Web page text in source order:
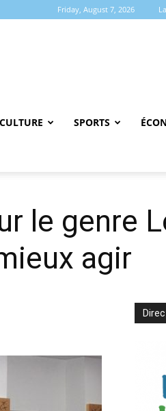
Friday, August 7, 2026
SPORTS
le genre
agir